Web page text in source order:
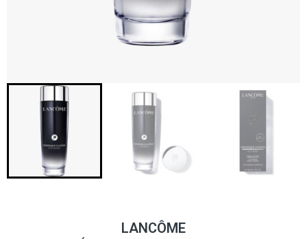
LANCÔME